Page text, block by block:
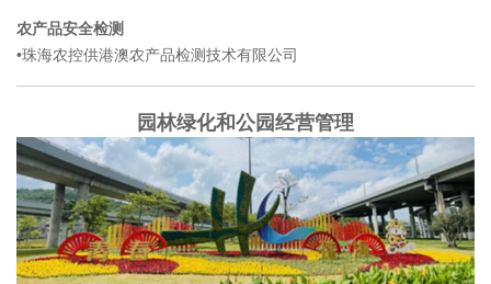
农产品安全检测
•珠海农控供港澳农产品检测技术有限公司
园林绿化和公园经营管理